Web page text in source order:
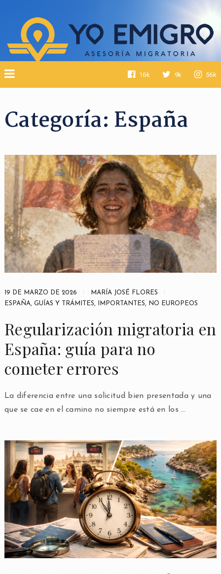
16k 9k 56k
Categoría: España
19 DE MARZO DE 2026
MARÍA JOSÉ FLORES
ESPAÑA, GUÍAS Y TRÁMITES, IMPORTANTES, NO EUROPEOS
Regularización migratoria en
España: guía para no
cometer errores
La diferencia entre una solicitud bien presentada y una
que se cae en el camino no siempre está en los …